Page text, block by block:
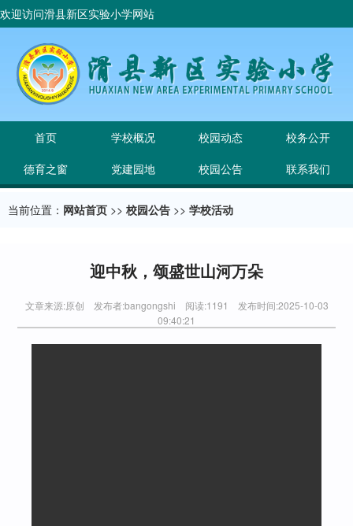
欢迎访问滑县新区实验小学网站
首页 学校概况 校园动态
校务公开
德育之窗
党建园地 校园公告 联系我们
当前位置： 网站首页 >> 校园公告 >> 学校活动
迎中秋，颂盛世山河万朵
文章来源:原创 发布者:bangongshi 阅读:1191 发布时间:2025-10-03
09:40:21